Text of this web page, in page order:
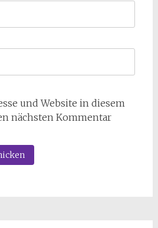
und Website in diesem
nächsten Kommentar